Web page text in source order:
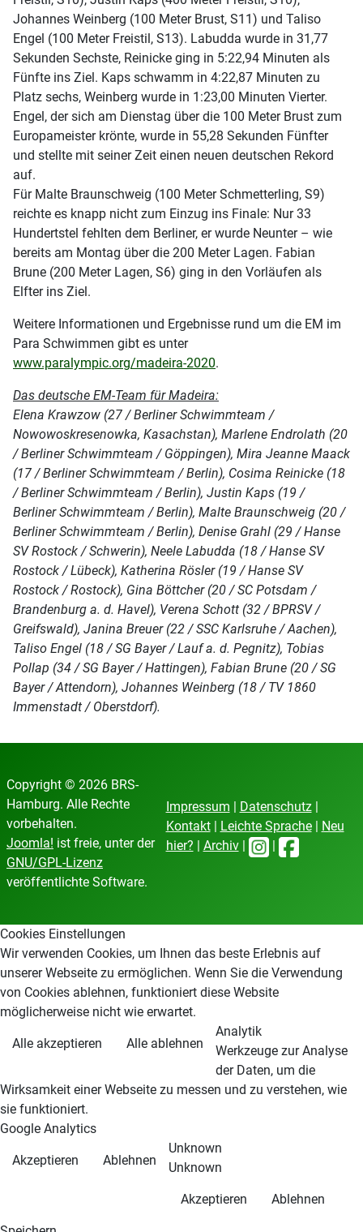
Johannes Weinberg (100 Meter Brust, S11) und Taliso
Engel (100 Meter Freistil, S13). Labudda wurde in 31,77
Sekunden Sechste, Reinicke ging in 5:22,94 Minuten als
Fünfte ins Ziel. Kaps schwamm in 4:22,87 Minuten zu
Platz sechs, Weinberg wurde in 1:23,00 Minuten Vierter.
Engel, der sich am Dienstag über die 100 Meter Brust zum
Europameister krönte, wurde in 55,28 Sekunden Fünfter
und stellte mit seiner Zeit einen neuen deutschen Rekord
auf.
Für Malte Braunschweig (100 Meter Schmetterling, S9)
reichte es knapp nicht zum Einzug ins Finale: Nur 33
Hundertstel fehlten dem Berliner, er wurde Neunter – wie
bereits am Montag über die 200 Meter Lagen. Fabian
Brune (200 Meter Lagen, S6) ging in den Vorläufen als
Elfter ins Ziel.
Weitere Informationen und Ergebnisse rund um die EM im
Para Schwimmen gibt es unter
www.paralympic.org/madeira-2020.
Das deutsche EM-Team für Madeira:
Elena Krawzow (27 / Berliner Schwimmteam /
Nowowoskresenowka, Kasachstan), Marlene Endrolath (20
/ Berliner Schwimmteam / Göppingen), Mira Jeanne Maack
(17 / Berliner Schwimmteam / Berlin), Cosima Reinicke (18
/ Berliner Schwimmteam / Berlin), Justin Kaps (19 /
Berliner Schwimmteam / Berlin), Malte Braunschweig (20 /
Berliner Schwimmteam / Berlin), Denise Grahl (29 / Hanse
SV Rostock / Schwerin), Neele Labudda (18 / Hanse SV
Rostock / Lübeck), Katherina Rösler (19 / Hanse SV
Rostock / Rostock), Gina Böttcher (20 / SC Potsdam /
Brandenburg a. d. Havel), Verena Schott (32 / BPRSV /
Greifswald), Janina Breuer (22 / SSC Karlsruhe / Aachen),
Taliso Engel (18 / SG Bayer / Lauf a. d. Pegnitz), Tobias
Pollap (34 / SG Bayer / Hattingen), Fabian Brune (20 / SG
Bayer / Attendorn), Johannes Weinberg (18 / TV 1860
Immenstadt / Oberstdorf).
Copyright © 2026 BRS-
Hamburg. Alle Rechte
vorbehalten.
Joomla! ist freie, unter der
GNU/GPL-Lizenz
veröffentlichte Software.
Impressum Datenschutz|
Kontakt| Leichte Sprache|
Neu
hier?
Archiv|
Cookies Einstellungen
Wir verwenden Cookies, um Ihnen das beste Erlebnis auf
unserer Webseite zu ermöglichen. Wenn Sie die Verwendung
von Cookies ablehnen, funktioniert diese Website
möglicherweise nicht wie erwartet.
Alle akzeptieren Alle ablehnen
Analytik
Werkzeuge zur Analyse
der Daten, um die
Wirksamkeit einer Webseite zu messen und zu verstehen, wie
sie funktioniert.
Google Analytics
Akzeptieren Ablehnen
Unknown
Unknown
Akzeptieren Ablehnen